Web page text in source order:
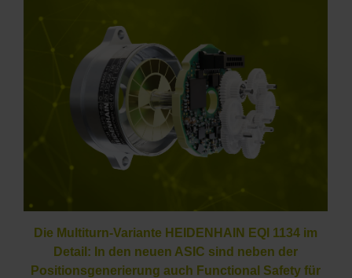
Die Multiturn-Variante HEIDENHAIN EQI 1134 im
Detail: In den neuen ASIC sind neben der
Positionsgenerierung auch Functional Safety für